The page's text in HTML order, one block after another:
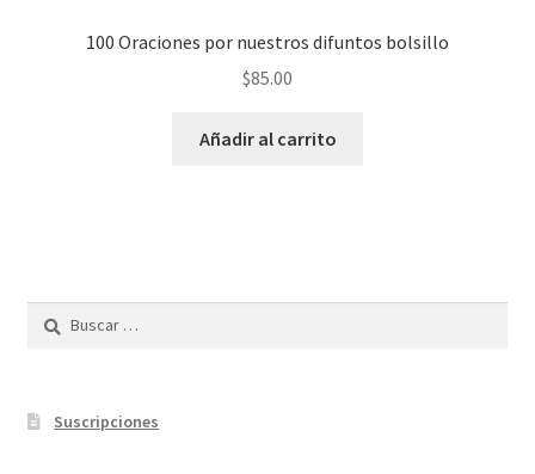
100 Oraciones por nuestros difuntos bolsillo
$85.00
Añadir al carrito
Suscripciones